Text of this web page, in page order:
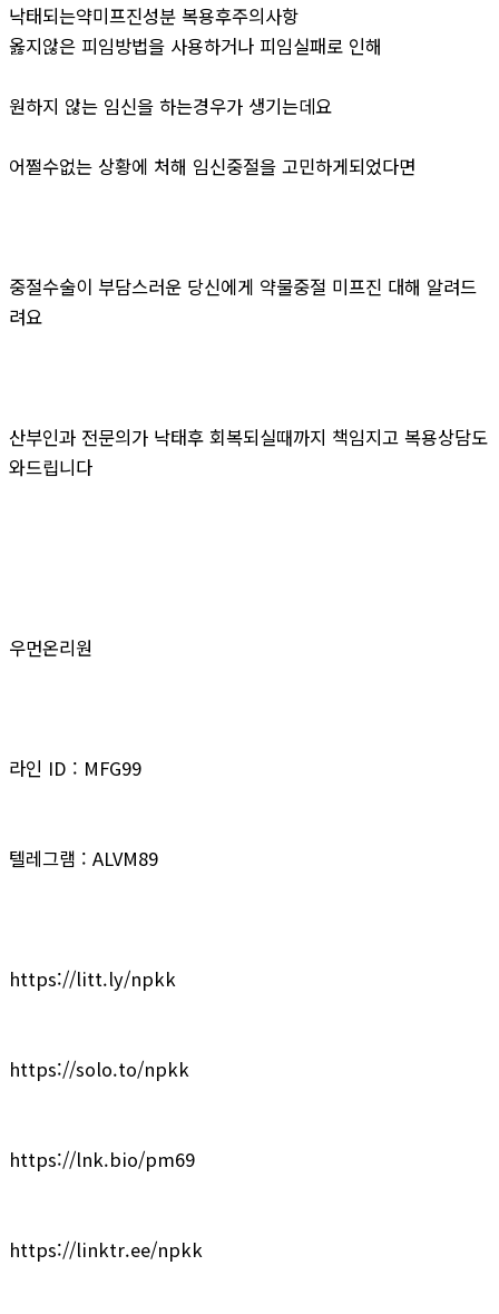
낙태되는약미프진성분 복용후주의사항
옳지않은 피임방법을 사용하거나 피임실패로 인해
원하지 않는 임신을 하는경우가 생기는데요
어쩔수없는 상황에 처해 임신중절을 고민하게되었다면
중절수술이 부담스러운 당신에게 약물중절 미프진 대해 알려드
려요
산부인과 전문의가 낙태후 회복되실때까지 책임지고 복용상담도
와드립니다
우먼온리원
라인 ID : MFG99
텔레그램 : ALVM89
https://litt.ly/npkk
https://solo.to/npkk
https://lnk.bio/pm69
https://linktr.ee/npkk